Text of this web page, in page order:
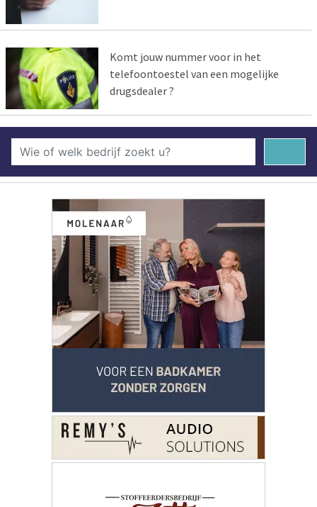
Komt jouw nummer voor in het
telefoontoestel van een mogelijke
drugsdealer ?